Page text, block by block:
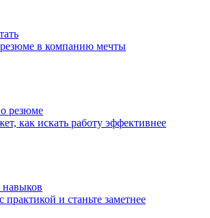
резюме в компанию мечты
резюме
как искать работу эффективнее
и станьте заметнее